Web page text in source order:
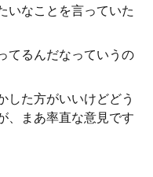
いなことを言っていた
てるんだなっていうの
した方がいいけどどう
、まあ率直な意見です